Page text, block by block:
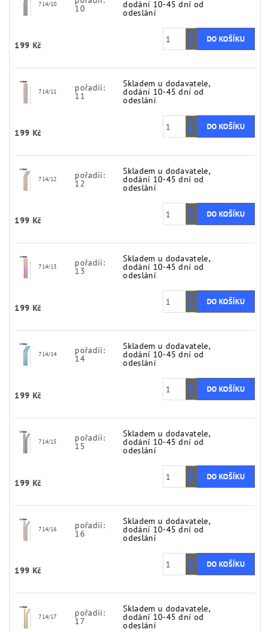
714/10 10 dodání 10-45 dní od
odeslání
199 Kč
714/11 pořadíí:
11
Skladem u dodavatele,
dodání 10-45 dní od
odeslání
199 Kč
714/12 pořadíí:
12
Skladem u dodavatele,
dodání 10-45 dní od
odeslání
199 Kč
714/13 pořadíí:
13
Skladem u dodavatele,
dodání 10-45 dní od
odeslání
199 Kč
714/14 pořadíí:
14
Skladem u dodavatele,
dodání 10-45 dní od
odeslání
199 Kč
714/15 pořadíí:
15
Skladem u dodavatele,
dodání 10-45 dní od
odeslání
199 Kč
714/16 pořadíí:
16
Skladem u dodavatele,
dodání 10-45 dní od
odeslání
199 Kč
714/17 pořadíí:
17
Skladem u dodavatele,
dodání 10-45 dní od
odeslání